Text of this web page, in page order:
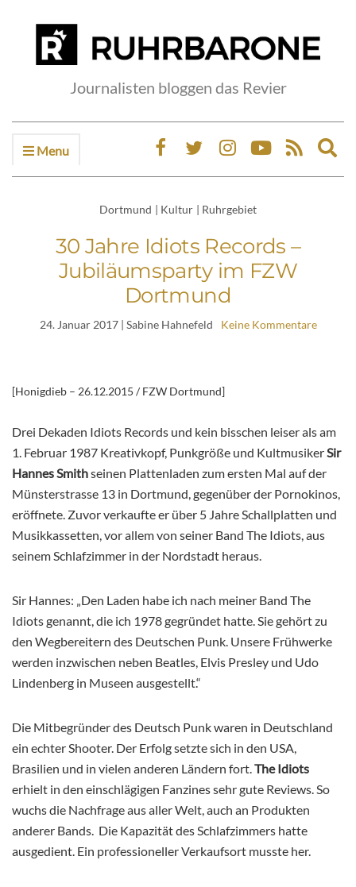
Journalisten bloggen das Revier
Menu
Dortmund | Kultur | Ruhrgebiet
30 Jahre Idiots Records –
Jubiläumsparty im FZW
Dortmund
24. Januar 2017| Sabine Hahnefeld Keine Kommentare
[Honigdieb – 26.12.2015 / FZW Dortmund]
Drei Dekaden Idiots Records und kein bisschen leiser als am
1. Februar 1987 Kreativkopf, Punkgröße und KultmusikerSir
Hannes Smithseinen Plattenladen zum ersten Mal auf der
Münsterstrasse 13 in Dortmund, gegenüber der Pornokinos,
eröffnete. Zuvor verkaufte er über 5 Jahre Schallplatten und
Musikkassetten, vor allem von seiner Band The Idiots, aus
seinem Schlafzimmer in der Nordstadt heraus.
Sir Hannes: „Den Laden habe ich nach meiner Band The
Idiots genannt, die ich 1978 gegründet hatte. Sie gehört zu
den Wegbereitern des Deutschen Punk. Unsere Frühwerke
werden inzwischen neben Beatles, Elvis Presley und Udo
Lindenberg in Museen ausgestellt.“
Die Mitbegründer des Deutsch Punk waren in Deutschland
ein echter Shooter. Der Erfolg setzte sich in den USA,
Brasilien und in vielen anderen Ländern fort.The Idiots
erhielt in den einschlägigen Fanzines sehr gute Reviews. So
wuchs die Nachfrage aus aller Welt, auch an Produkten
anderer Bands. Die Kapazität des Schlafzimmers hatte
ausgedient. Ein professioneller Verkaufsort musste her.